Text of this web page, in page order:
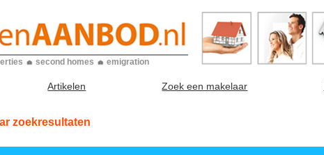
second homes emigration
Artikelen Zoek een makelaar
zoekresultaten